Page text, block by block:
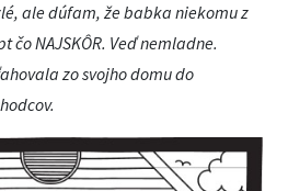
ale dúfam, že babka niekomu z
čo NAJSKÔR. Veď nemladne.
zo svojho domu do